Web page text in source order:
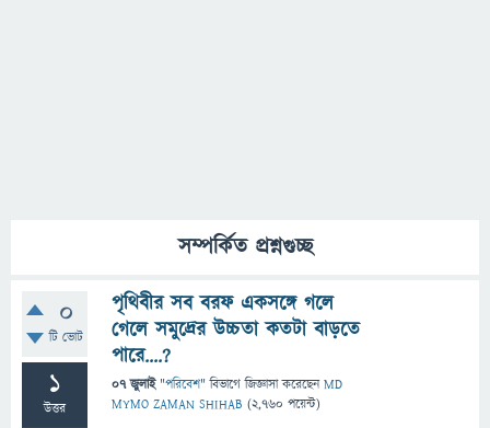
সম্পর্কিত প্রশ্নগুচ্ছ
0
টি ভোট
1
উত্তর
পৃথিবীর সব বরফ একসঙ্গে গলে
গেলে সমুদ্রের উচ্চতা কতটা বাড়তে
পারে....?
07 জুলাই "পরিবেশ" বিভাগে জিজ্ঞাসাকরেছেনMD
MYMO ZAMAN SHIHAB (2,760 পয়েন্ট)